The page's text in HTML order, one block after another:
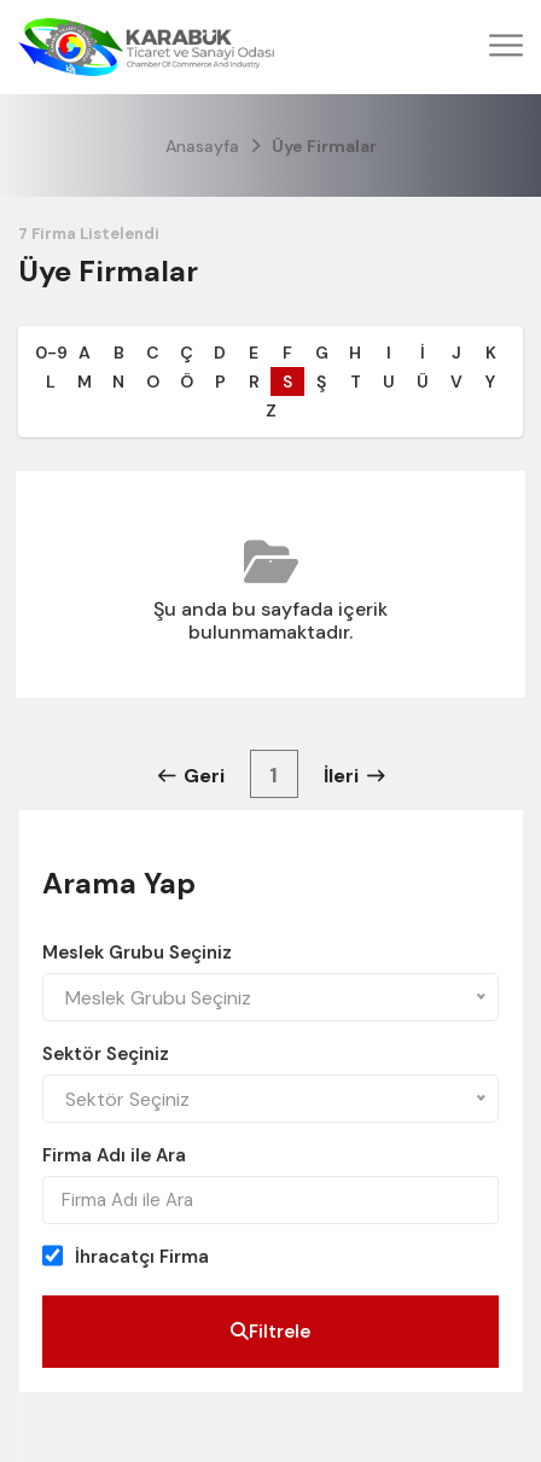
Anasayfa Üye Firmalar
Arama Yap
Meslek Grubu Seçiniz
Meslek Grubu Seçiniz
Sektör Seçiniz
Sektör Seçiniz
Firma Adı ile Ara
İhracatçı Firma
Filtrele
Üye Firmalar
0-9 A B C Ç D E F G H I İ J
K
L
M N O Ö P R S Ş T U Ü V
Y
Z
Şu anda bu sayfada içerik
bulunmamaktadır.
Geri 1 İleri